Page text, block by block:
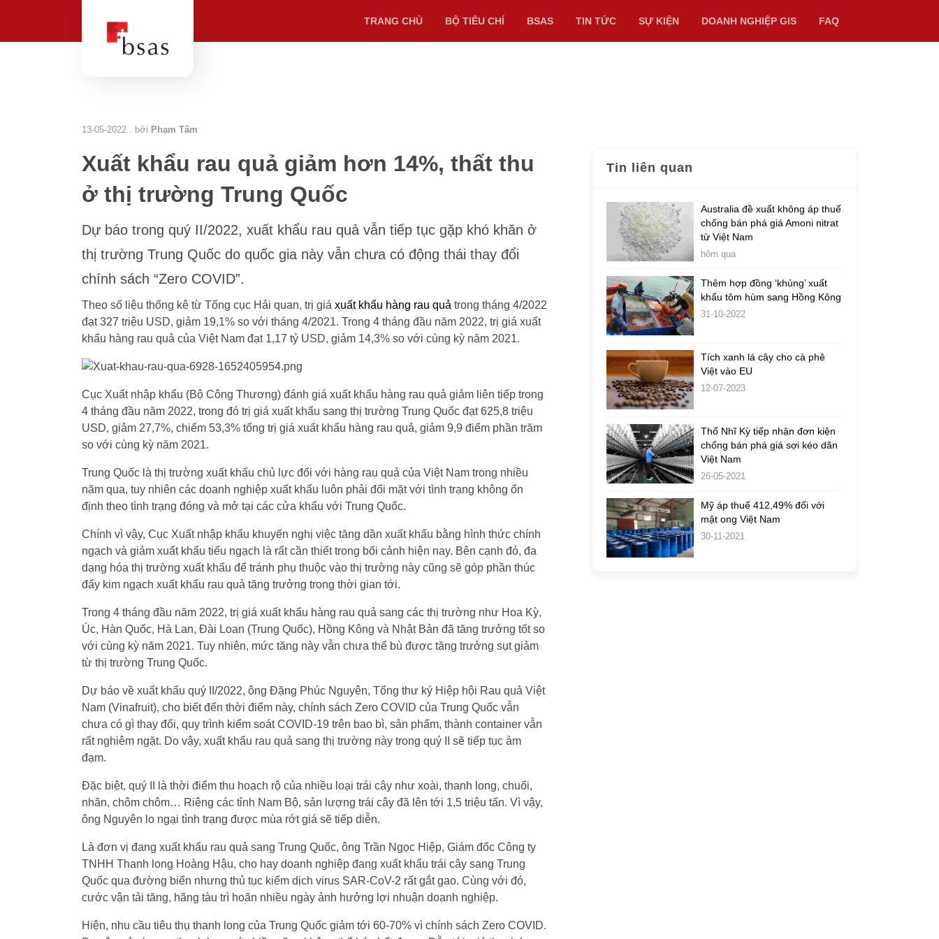
TRANG CHỦ BỘ TIÊU CHÍ BSAS TIN TỨC SỰ KIỆN DOANH NGHIỆP GIS FAQ
13-05-2022 . bởi Phạm Tâm
Xuất khẩu rau quả giảm hơn 14%, thất thu
ở thị trường Trung Quốc
Dự báo trong quý II/2022, xuất khẩu rau quả vẫn tiếp tục gặp khó khăn ở
thị trường Trung Quốc do quốc gia này vẫn chưa có động thái thay đổi
chính sách “Zero COVID”.
Theo số liệu thống kê từ Tổng cục Hải quan, trị giá xuất khẩu hàng rau quả trong tháng 4/2022
đạt 327 triệu USD, giảm 19,1% so với tháng 4/2021. Trong 4 tháng đầu năm 2022, trị giá xuất
khẩu hàng rau quả của Việt Nam đạt 1,17 tỷ USD, giảm 14,3% so với cùng kỳ năm 2021.
Cục Xuất nhập khẩu (Bộ Công Thương) đánh giá xuất khẩu hàng rau quả giảm liên tiếp trong
4 tháng đầu năm 2022, trong đó trị giá xuất khẩu sang thị trường Trung Quốc đạt 625,8 triệu
USD, giảm 27,7%, chiếm 53,3% tổng trị giá xuất khẩu hàng rau quả, giảm 9,9 điểm phần trăm
so với cùng kỳ năm 2021.
Trung Quốc là thị trường xuất khẩu chủ lực đối với hàng rau quả của Việt Nam trong nhiều
năm qua, tuy nhiên các doanh nghiệp xuất khẩu luôn phải đối mặt với tình trạng không ổn
định theo tình trạng đóng và mở tại các cửa khẩu với Trung Quốc.
Chính vì vậy, Cục Xuất nhập khẩu khuyến nghị việc tăng dần xuất khẩu bằng hình thức chính
ngạch và giảm xuất khẩu tiểu ngạch là rất cần thiết trong bối cảnh hiện nay. Bên cạnh đó, đa
dạng hóa thị trường xuất khẩu để tránh phụ thuộc vào thị trường này cũng sẽ góp phần thúc
đẩy kim ngạch xuất khẩu rau quả tăng trưởng trong thời gian tới.
Trong 4 tháng đầu năm 2022, trị giá xuất khẩu hàng rau quả sang các thị trường như Hoa Kỳ,
Úc, Hàn Quốc, Hà Lan, Đài Loan (Trung Quốc), Hồng Kông và Nhật Bản đã tăng trưởng tốt so
với cùng kỳ năm 2021. Tuy nhiên, mức tăng này vẫn chưa thể bù được tăng trưởng sụt giảm
từ thị trường Trung Quốc.
Dự báo về xuất khẩu quý II/2022, ông Đặng Phúc Nguyên, Tổng thư ký Hiệp hội Rau quả Việt
Nam (Vinafruit), cho biết đến thời điểm này, chính sách Zero COVID của Trung Quốc vẫn
chưa có gì thay đổi, quy trình kiểm soát COVID-19 trên bao bì, sản phẩm, thành container vẫn
rất nghiêm ngặt. Do vậy, xuất khẩu rau quả sang thị trường này trong quý II sẽ tiếp tục ảm
đạm.
Đặc biệt, quý II là thời điểm thu hoạch rộ của nhiều loại trái cây như xoài, thanh long, chuối,
nhãn, chôm chôm… Riêng các tỉnh Nam Bộ, sản lượng trái cây đã lên tới 1,5 triệu tấn. Vì vậy,
ông Nguyên lo ngại tình trạng được mùa rớt giá sẽ tiếp diễn.
Là đơn vị đang xuất khẩu rau quả sang Trung Quốc, ông Trần Ngọc Hiệp, Giám đốc Công ty
TNHH Thanh long Hoàng Hậu, cho hay doanh nghiệp đang xuất khẩu trái cây sang Trung
Quốc qua đường biển nhưng thủ tục kiểm dịch virus SAR-CoV-2 rất gắt gao. Cùng với đó,
cước vận tải tăng, hãng tàu trì hoãn nhiều ngày ảnh hưởng lợi nhuận doanh nghiệp.
Hiện, nhu cầu tiêu thụ thanh long của Trung Quốc giảm tới 60-70% vì chính sách Zero COVID.
Tin liên quan
Australia đề xuất không áp thuế
chống bán phá giá Amoni nitrat
từ Việt Nam
hôm qua
Thêm hợp đồng ‘khủng’ xuất
khẩu tôm hùm sang Hồng Kông
31-10-2022
Tích xanh lá cây cho cà phê
Việt vào EU
12-07-2023
Thổ Nhĩ Kỳ tiếp nhận đơn kiện
chống bán phá giá sợi kéo dãn
Việt Nam
26-05-2021
Mỹ áp thuế 412,49% đối với
mật ong Việt Nam
30-11-2021